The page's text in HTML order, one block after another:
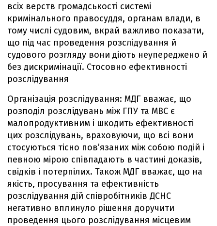
всіх верств громадськості системі
кримінального правосуддя, органам влади, в
тому числі судовим, вкрай важливо показати,
що під час проведення розслідування й
судового розгляду вони діють неупереджено й
без дискримінації. Стосовно ефективності
розслідування
Організація розслідування: МДГ вважає, що
розподіл розслідувань між ГПУ та МВС є
малопродуктивним і шкодить ефективності
цих розслідувань, враховуючи, що всі вони
стосуються тісно пов’язаних між собою подій і
певною мірою співпадають в частині доказів,
свідків і потерпілих. Також МДГ вважає, що на
якість, просування та ефективність
розслідування дій співробітників ДСНС
негативно вплинуло рішення доручити
проведення цього розслідування місцевим